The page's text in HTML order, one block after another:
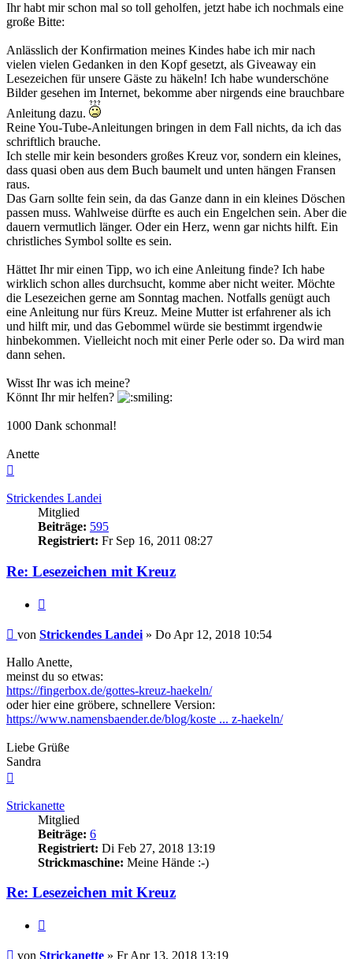
Ihr habt mir schon mal so toll geholfen, jetzt habe ich nochmals eine
große Bitte:
Anlässlich der Konfirmation meines Kindes habe ich mir nach
vielen vielen Gedanken in den Kopf gesetzt, als Giveaway ein
Lesezeichen für unsere Gäste zu häkeln! Ich habe wunderschöne
Bilder gesehen im Internet, bekomme aber nirgends eine brauchbare
Anleitung dazu.
Reine You-Tube-Anleitungen bringen in dem Fall nichts, da ich das
schriftlich brauche.
Ich stelle mir kein besonders großes Kreuz vor, sondern ein kleines,
dass quasi oben aus dem Buch baumelt und unten hängen Fransen
raus.
Das Garn sollte fein sein, da das Ganze dann in ein kleines Döschen
passen muss. Wahlweise dürfte es auch ein Engelchen sein. Aber die
dauern vermutlich länger. Oder ein Herz, wenn gar nichts hilft. Ein
christliches Symbol sollte es sein.
Hättet Ihr mir einen Tipp, wo ich eine Anleitung finde? Ich habe
wirklich schon alles durchsucht, komme aber nicht weiter. Möchte
die Lesezeichen gerne am Sonntag machen. Notfalls genügt auch
eine Anleitung nur fürs Kreuz. Meine Mutter ist erfahrener als ich
und hilft mir, und das Gebommel würde sie bestimmt irgendwie
hinbekommen. Vielleicht noch mit einer Perle oder so. Da wird man
dann sehen.
Wisst Ihr was ich meine?
Könnt Ihr mir helfen?
1000 Dank schonmal!
Anette
Strickendes Landei
Mitglied
Beiträge: 595
Registriert: Fr Sep 16, 2011 08:27
Re: Lesezeichen mit Kreuz
Beitrag
von Strickendes Landei » Do Apr 12, 2018 10:54
Hallo Anette,
meinst du so etwas:
https://fingerbox.de/gottes-kreuz-haekeln/
oder hier eine gröbere, schnellere Version:
https://www.namensbaender.de/blog/koste ... z-haekeln/
Liebe Grüße
Sandra
Strickanette
Mitglied
Beiträge: 6
Registriert: Di Feb 27, 2018 13:19
Strickmaschine: Meine Hände :-)
Re: Lesezeichen mit Kreuz
Beitrag
von Strickanette » Fr Apr 13, 2018 13:19